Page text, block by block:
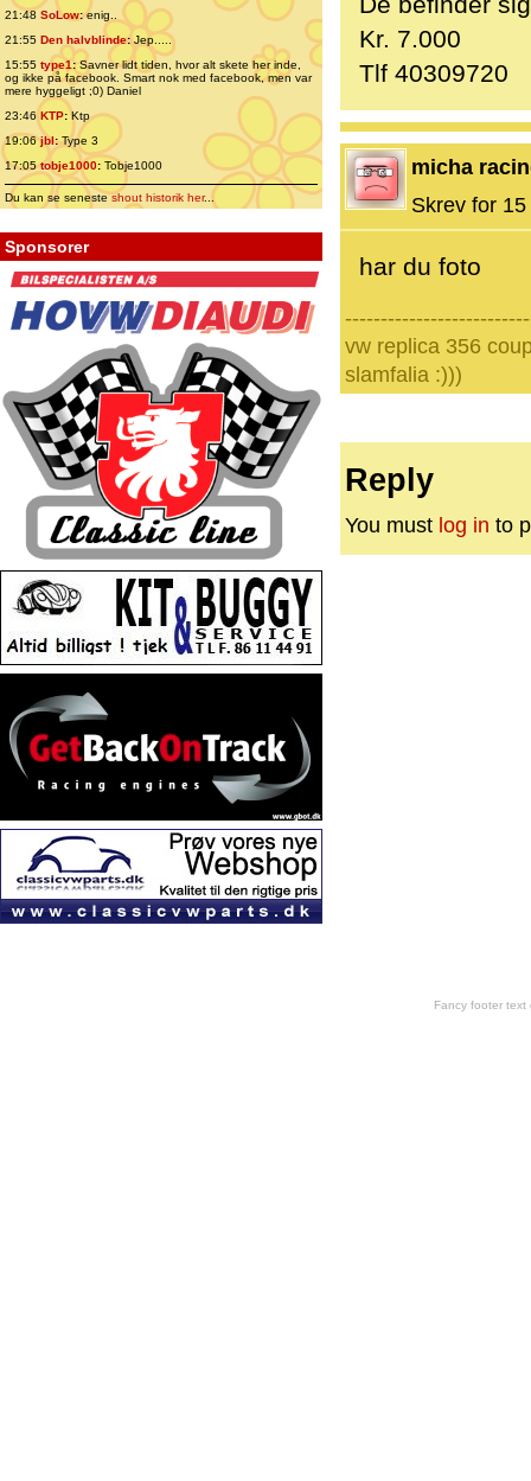
21:48 SoLow:enig..
21:55 Den halvblinde:Jep.....
15:55 type1:Savner lidt tiden, hvor alt skete her inde,
og ikke på facebook. Smart nok med facebook, men var
mere hyggeligt ;0) Daniel
23:46 KTP:Ktp
19:06jbl:Type 3
17:05tobje1000: Tobje1000
Du kan se senesteshout historik her...
Sponsorer
Kr. 7.000
Tlf 40309720
micha
Skrev for
har du foto
vw replica 356
slamfalia :)))
Reply
You must log in to
Fancy footer